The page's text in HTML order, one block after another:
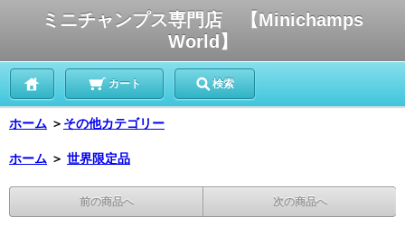
ミニチャンプス専門店 【Minichamps
World】
カート 検索
ホーム ＞ その他カテゴリー
ホーム ＞ 世界限定品
前の商品へ 次の商品へ